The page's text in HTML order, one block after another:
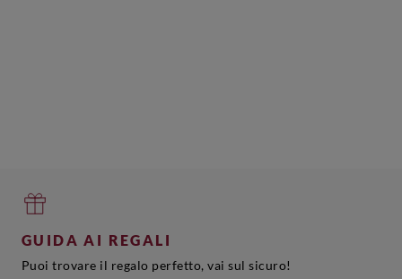
GUIDA AI REGALI
Puoi trovare il regalo perfetto, vai sul sicuro!